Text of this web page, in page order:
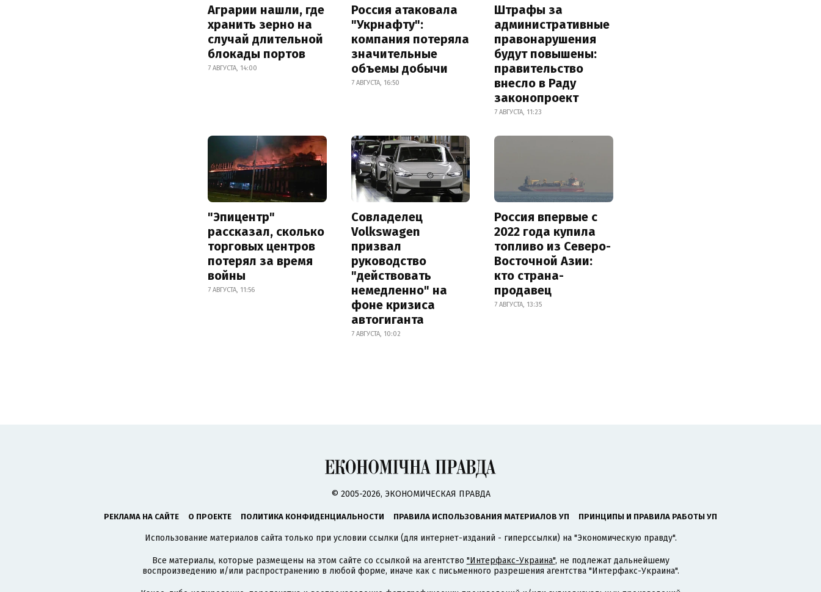
Аграрии нашли, где
хранить зерно на
случай длительной
блокады портов
7 АВГУСТА, 14:00
Россия атаковала
"Укрнафту":
компания потеряла
значительные
объемы добычи
7 АВГУСТА, 16:50
Штрафы за
административные
правонарушения
будут повышены:
правительство
внесло в Раду
законопроект
7 АВГУСТА, 11:23
"Эпицентр"
рассказал, сколько
торговых центров
потерял за время
войны
7 АВГУСТА, 11:56
Совладелец
Volkswagen
призвал
руководство
"действовать
немедленно" на
фоне кризиса
автогиганта
7 АВГУСТА, 10:02
Россия впервые с
2022 года купила
топливо из Северо-
Восточной Азии:
кто страна-
продавец
7 АВГУСТА, 13:35
© 2005-2026, ЭКОНОМИЧЕСКАЯ ПРАВДА
РЕКЛАМА НА САЙТЕ О ПРОЕКТЕ ПОЛИТИКА КОНФИДЕНЦИАЛЬНОСТИ ПРАВИЛА ИСПОЛЬЗОВАНИЯ МАТЕРИАЛОВ УП ПРИНЦИПЫ И ПРАВИЛА РАБОТЫ УП
Использование материалов сайта только при условии ссылки (для интернет-изданий - гиперссылки) на "Экономическую правду".
Все материалы, которые размещены на этом сайте со ссылкой на агентство "Интерфакс-Украина", не подлежат дальнейшему
воспроизведению и/или распространению в любой форме, иначе как с письменного разрешения агентства "Интерфакс-Украина".